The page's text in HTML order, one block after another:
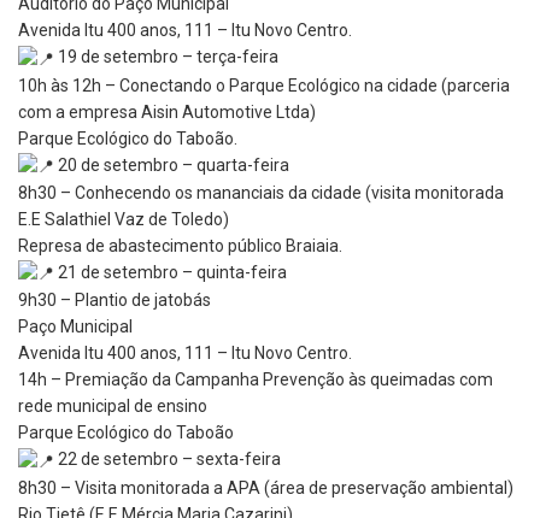
Auditório do Paço Municipal
Avenida Itu 400 anos, 111 – Itu Novo Centro.
19 de setembro – terça-feira
10h às 12h – Conectando o Parque Ecológico na cidade (parceria
com a empresa Aisin Automotive Ltda)
Parque Ecológico do Taboão.
20 de setembro – quarta-feira
8h30 – Conhecendo os mananciais da cidade (visita monitorada
E.E Salathiel Vaz de Toledo)
Represa de abastecimento público Braiaia.
21 de setembro – quinta-feira
9h30 – Plantio de jatobás
Paço Municipal
Avenida Itu 400 anos, 111 – Itu Novo Centro.
14h – Premiação da Campanha Prevenção às queimadas com
rede municipal de ensino
Parque Ecológico do Taboão
22 de setembro – sexta-feira
8h30 – Visita monitorada a APA (área de preservação ambiental)
Rio Tietê (E.E Mércia Maria Cazarini)